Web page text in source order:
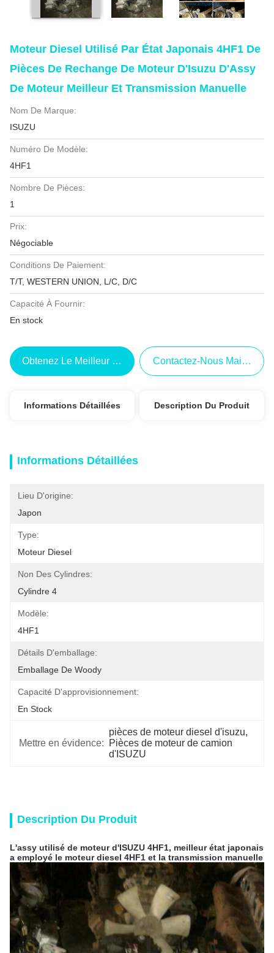
Moteur Diesel Utilisé Par État Japonais 4HF1 De
Pièces De Rechange De Moteur D'Isuzu D'Assy
De Moteur Meilleur Et Transmission Manuelle
Nom De Marque:
ISUZU
Numéro De Modèle:
4HF1
Nombre De Pièces:
1
Prix:
Négociable
Conditions De Paiement:
T/T, WESTERN UNION, L/C, D/C
Capacité À Fournir:
En stock
Obtenez Le Meilleur Prix Contactez-Nous Maintenant
Informations Détaillées Description Du Produit
Informations Détaillées
Lieu D'origine:
Japon
Type:
Moteur Diesel
Non Des Cylindres:
Cylindre 4
Modèle:
4HF1
Détails D'emballage:
Emballage De Woody
Capacité D'approvisionnement:
En Stock
Mettre en évidence:
pièces de moteur diesel d'isuzu,
Pièces de moteur de camion
d'ISUZU
Description Du Produit
L'assy utilisé de moteur d'ISUZU 4HF1, meilleur état japonais
a employé le moteur diesel 4HF1 et la transmission manuelle